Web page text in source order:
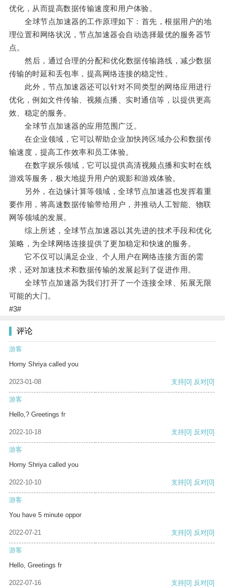
优化，从而提高数据传输速度和用户体验。
全球节点加速器的工作原理如下：首先，根据用户的地
理位置和网络状况，节点加速器会自动选择最优的服务器节
点。
然后，通过合理的分配和优化数据传输路线，减少数据
传输的时延和丢包率，提高网络连接的稳定性。
此外，节点加速器还可以针对不同类型的网络应用进行
优化，例如文件传输、视频点播、实时通信等，以提供更高
效、稳定的服务。
全球节点加速器的应用范围广泛。
在企业领域，它可以帮助企业加快跨区域办公和数据传
输速度，提高工作效率和员工体验。
在数字娱乐领域，它可以提供高清视频点播和实时在线
游戏等服务，极大地提升用户的观影和游戏体验。
另外，在边缘计算等领域，全球节点加速器也发挥着重
要作用，将高速数据传输带给用户，并推动人工智能、物联
网等领域的发展。
综上所述，全球节点加速器以其先进的技术手段和优化
策略，为全球网络连接提供了更加稳定和快速的服务。
它不仅可以满足企业、个人用户在网络连接方面的需
求，还对加速技术和数据传输的发展起到了促进作用。
全球节点加速器为我们打开了一个连接全球、拓展无限
可能的大门。
#3#
评论
游客
Horny Shriya called you
2023-01-08 支持[0] 反对[0]
游客
Hello,? Greetings fr
2022-10-18 支持[0] 反对[0]
游客
Horny Shriya called you
2022-10-10 支持[0] 反对[0]
游客
You have 5 minute oppor
2022-07-21 支持[0] 反对[0]
游客
Hello, Greetings fr
2022-07-16 支持[0] 反对[0]